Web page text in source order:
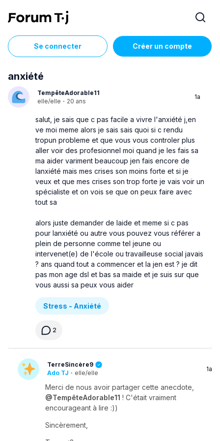
Se connecter Créer un compte
anxiété
TempêteAdorable11
elle/elle · 20 ans
1a
salut, je sais que c pas facile a vivre l'anxiété j,en
ve moi meme alors je sais sais quoi si c rendu
tropun probleme et que vous vous controler plus
aller voir des profesionnel moi quand je les fais sa
ma aider variment beaucoup jen fais encore de
lanxiété mais mes crises son moins forte et si je
veux et que mes crises son trop forte je vais voir un
spécialiste et on vois se que on peux faire avec
tout sa
alors juste demander de laide et meme si c pas
pour lanxiété ou autre vous pouvez vous référer a
plein de personne comme tel jeune ou
intervenet(e) de l'école ou travailleuse social javais
? ans quand tout a commencer et la jen est ? je dit
pas mon age dsl et bas sa maide et je suis sur que
vous aussi sa peux vous aider
Stress - Anxiété
2
TerreSincère9
Ado TJ · elle/elle
1a
Merci de nous avoir partager cette anecdote,
@TempêteAdorable11 ! C'était vraiment
encourageant à lire :))
Sincèrement,